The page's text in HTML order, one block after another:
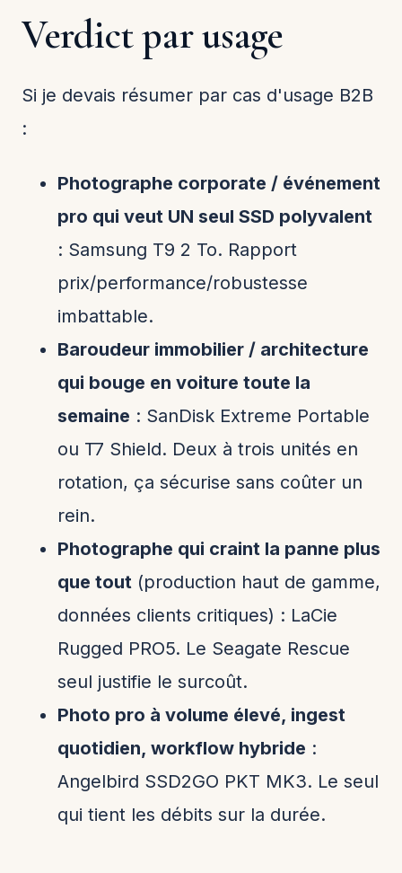
Verdict par usage
Si je devais résumer par cas d'usage B2B
:
Photographe corporate / événement
pro qui veut UN seul SSD polyvalent
: Samsung T9 2 To. Rapport
prix/performance/robustesse
imbattable.
Baroudeur immobilier / architecture
qui bouge en voiture toute la
semaine : SanDisk Extreme Portable
ou T7 Shield. Deux à trois unités en
rotation, ça sécurise sans coûter un
rein.
Photographe qui craint la panne plus
que tout (production haut de gamme,
données clients critiques) : LaCie
Rugged PRO5. Le Seagate Rescue
seul justifie le surcoût.
Photo pro à volume élevé, ingest
quotidien, workflow hybride :
Angelbird SSD2GO PKT MK3. Le seul
qui tient les débits sur la durée.